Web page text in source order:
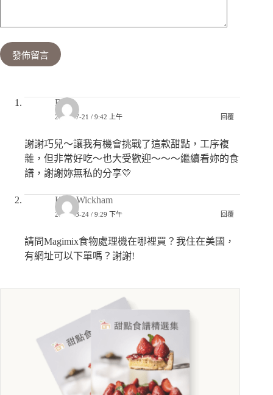
發佈留言
Bee
2026-07-21 / 9:42 上午 回覆
謝謝巧兒～讓我有機會挑戰了這款甜點，工序複
雜，但非常好吃～也大受歡迎～～～繼續看妳的食
譜，謝謝妳無私的分享💛
Katy Wickham
2024-03-24 / 9:29 下午 回覆
請問Magimix食物處理機在哪裡買？我住在美國，
有網址可以下單嗎？謝謝!